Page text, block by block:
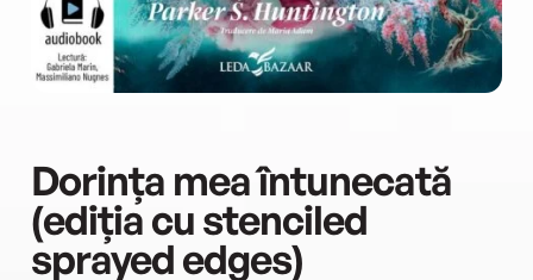
Dorința mea întunecată
(ediția cu stenciled
sprayed edges)